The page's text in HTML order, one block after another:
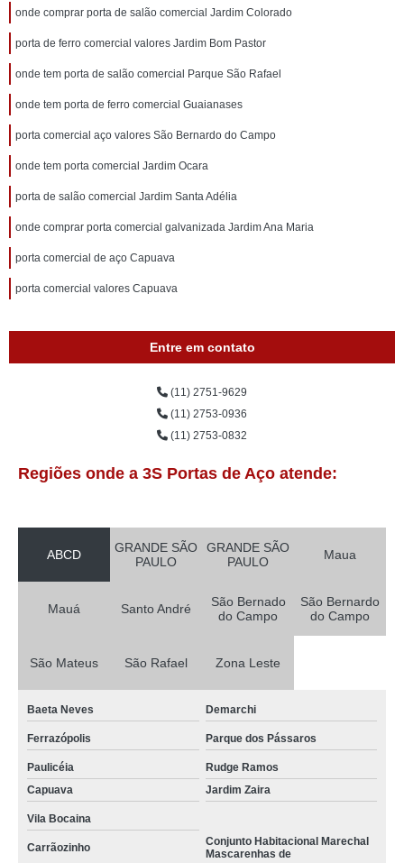
onde comprar porta de salão comercial Jardim Colorado
porta de ferro comercial valores Jardim Bom Pastor
onde tem porta de salão comercial Parque São Rafael
onde tem porta de ferro comercial Guaianases
porta comercial aço valores São Bernardo do Campo
onde tem porta comercial Jardim Ocara
porta de salão comercial Jardim Santa Adélia
onde comprar porta comercial galvanizada Jardim Ana Maria
porta comercial de aço Capuava
porta comercial valores Capuava
Entre em contato
(11) 2751-9629
(11) 2753-0936
(11) 2753-0832
Regiões onde a 3S Portas de Aço atende:
ABCD
GRANDE SÃO
PAULO
GRANDE SÃO
PAULO
Maua
Mauá Santo André
São Bernado
do Campo
São Bernardo
do Campo
São Mateus São Rafael Zona Leste
Baeta Neves Demarchi
Ferrazópolis Parque dos Pássaros
Paulicéia
Rudge Ramos
Capuava
Jardim Zaira
Vila Bocaina
Carrãozinho
Conjunto Habitacional Marechal
Mascarenhas de